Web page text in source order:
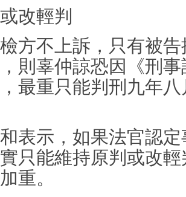
改輕判
方不上訴，只有被
則辜仲諒恐因《刑
最重只能判刑九年
表示，如果法官認
只能維持原判或改
重。